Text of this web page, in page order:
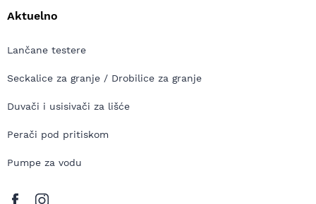
Aktuelno
Lančane testere
Seckalice za granje / Drobilice za granje
Duvači i usisivači za lišće
Perači pod pritiskom
Pumpe za vodu